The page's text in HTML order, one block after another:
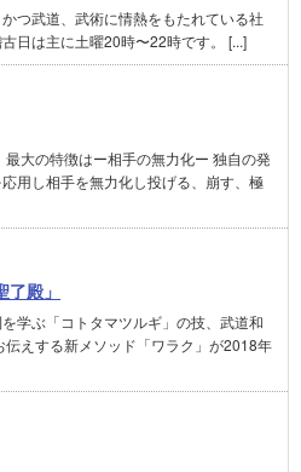
つ武道、武術に情熱をもたれている社
日は主に土曜20時〜22時です。 [...]
大の特徴はー相手の無力化ー 独自の発
用し相手を無力化し投げる、崩す、極
殿」
学ぶ「コトタマツルギ」の技、武道和
えする新メソッド「ワラク」が2018年